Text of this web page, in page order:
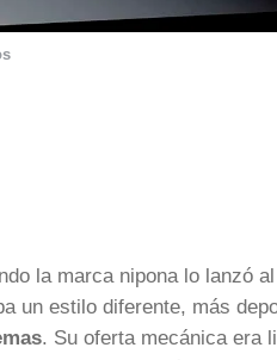
la marca nipona lo lanzó
un estilo diferente, más
. Su oferta mecánica era